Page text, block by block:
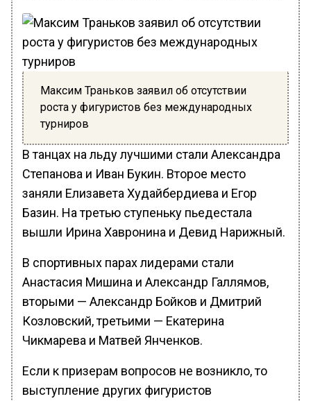
Максим Траньков заявил об отсутствии
роста у фигуристов без международных
турниров
В танцах на льду лучшими стали Александра
Степанова и Иван Букин. Второе место
заняли Елизавета Худайбердиева и Егор
Базин. На третью ступеньку пьедестала
вышли Ирина Хавронина и Девид Нарижный.
В спортивных парах лидерами стали
Анастасия Мишина и Александр Галлямов,
вторыми — Александр Бойков и Дмитрий
Козловский, третьими — Екатерина
Чикмарева и Матвей Янченков.
Если к призерам вопросов не возникло, то
выступление других фигуристов